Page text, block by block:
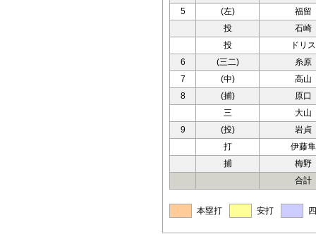
5
(左)
福留
投
石崎
投
ドリス
6
(三二)
糸原
7
(中)
高山
8
(捕)
原口
三
大山
9
(投)
岩貞
打
伊藤隼
捕
梅野
合計
本塁打 安打